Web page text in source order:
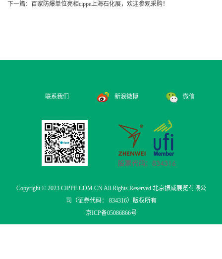
下一篇：百家防爆单位亮相cippe上海石化展，欢迎参观采购！
联系我们 新浪微博 微信
Copyright © 2023 CIPPE.COM.CN All Rights Reserved 北京振威展览有限公
司（证券代码： 834316）版权所有
京ICP备05086866号